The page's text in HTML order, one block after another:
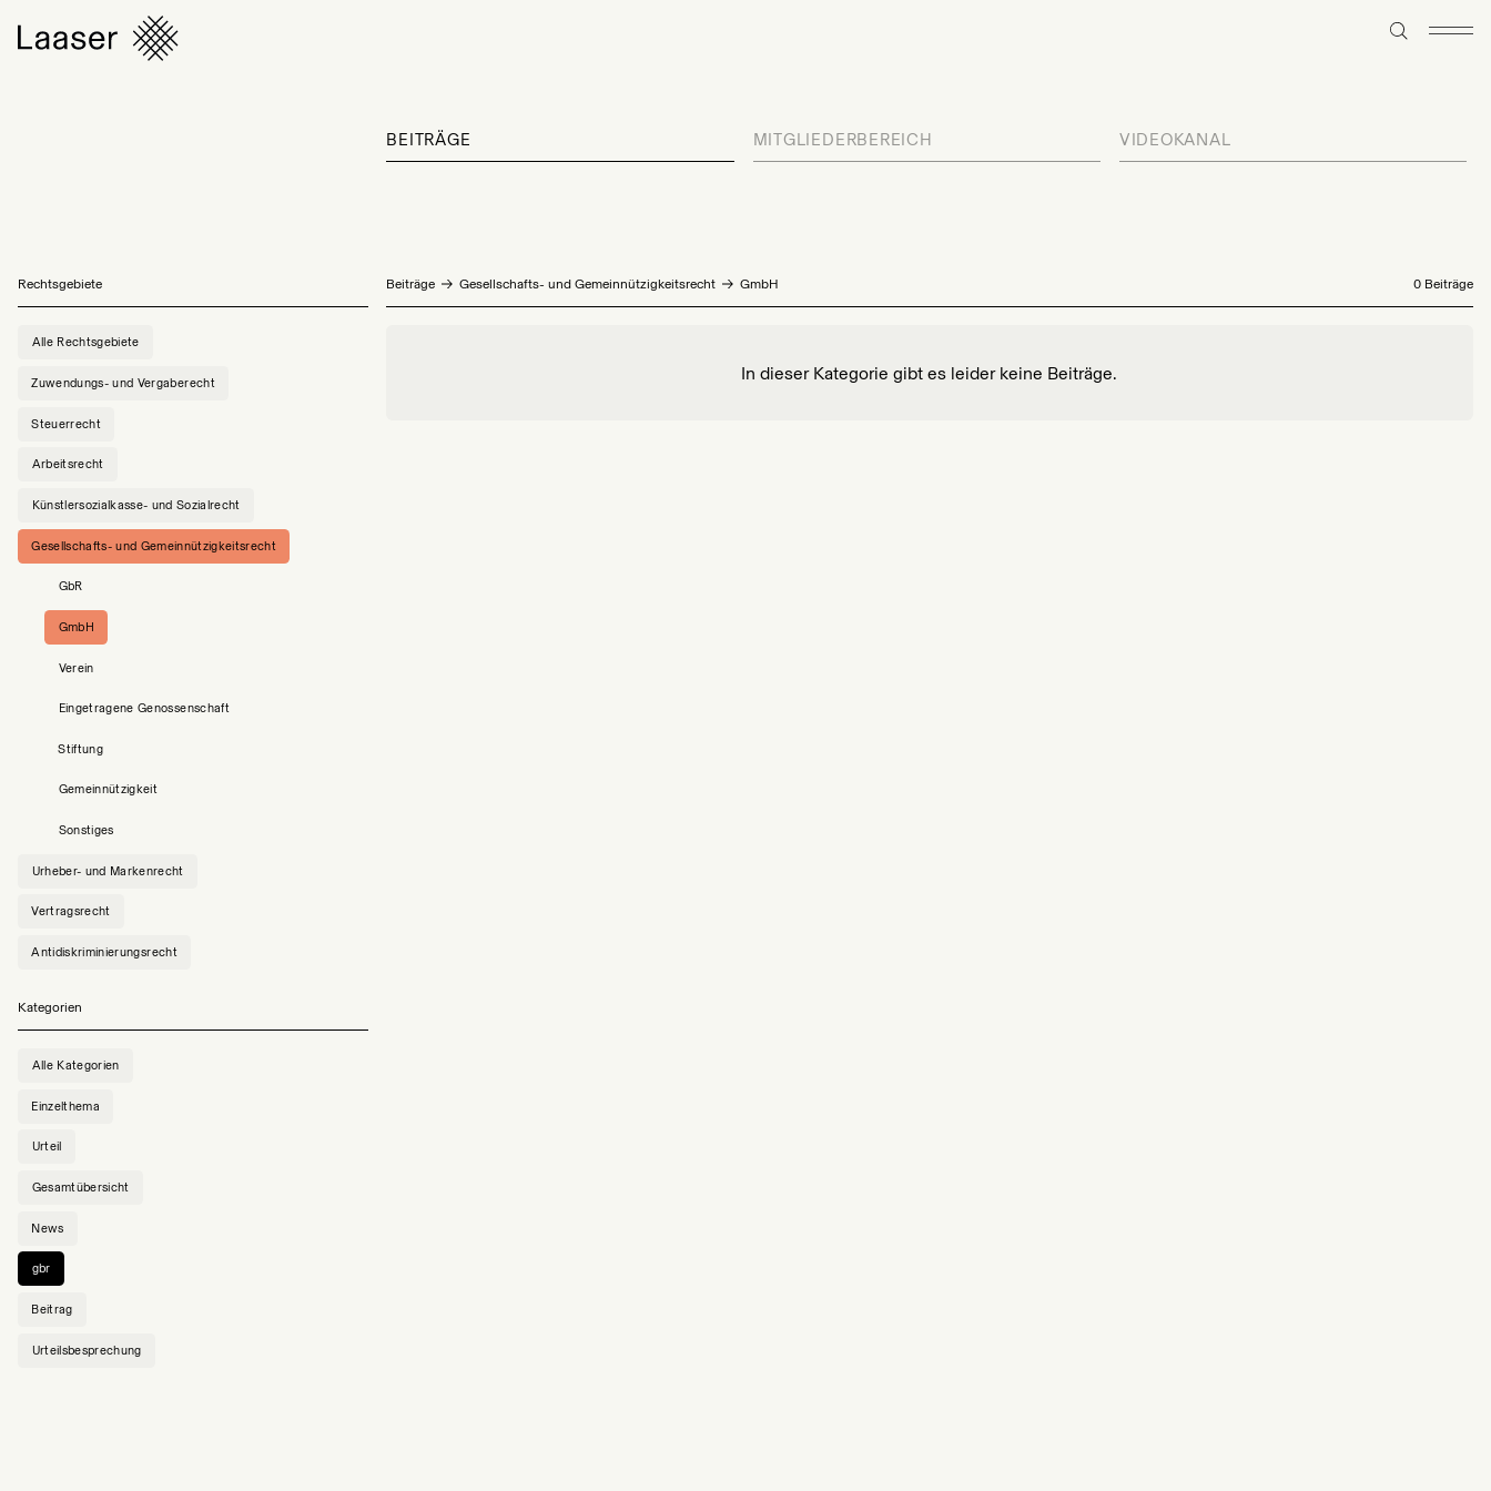
BEITRÄGE MITGLIEDERBEREICH VIDEOKANAL
Beiträge Gesellschafts- und Gemeinnützigkeitsrecht GmbH 0 Beiträge
In dieser Kategorie gibt es leider keine Beiträge.
Rechtsgebiete
Alle Rechtsgebiete
Zuwendungs- und Vergaberecht
Steuerrecht
Arbeitsrecht
Künstlersozialkasse- und Sozialrecht
Gesellschafts- und Gemeinnützigkeitsrecht
GbR
GmbH
Verein
Eingetragene Genossenschaft
Stiftung
Gemeinnützigkeit
Sonstiges
Urheber- und Markenrecht
Vertragsrecht
Antidiskriminierungsrecht
Kategorien
Alle Kategorien
Einzelthema
Urteil
Gesamtübersicht
News
gbr
Beitrag
Urteilsbesprechung